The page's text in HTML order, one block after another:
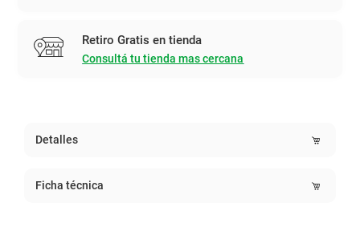
Retiro Gratis en tienda
Consultá tu tienda mas cercana
Detalles
Ficha técnica